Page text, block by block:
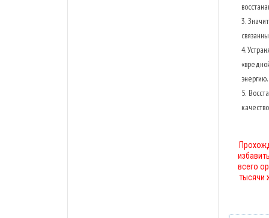
энергию.
всего
тысячи